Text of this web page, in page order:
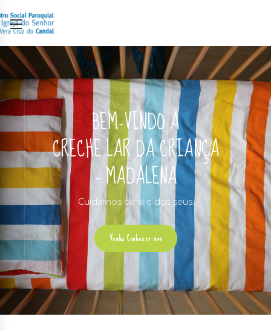
BEM-VINDO À
CRECHE LAR DA CRIANÇA
– MADALENA
Cuidamos de si e dos seus.
Venha Conhecer-nos